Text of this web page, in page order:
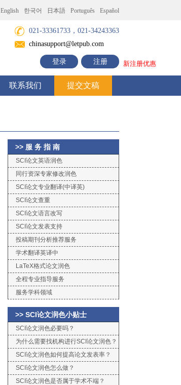
English 한국어 日本語 Português Español
021-33361733，021-34243363
chinasupport@letpub.com
登录 注册 新注册优惠
联系我们 提交文稿
>> 服 务 指 南
SCI论文英语润色
同行资深专家修改润色
SCI论文专业翻译(中译英)
SCI论文查重
SCI论文语言改写
SCI论文发表支持
投稿期刊分析推荐服务
学术翻译英译中
LaTeX格式论文润色
全程专业指导服务
服务学科领域
>> SCI论文润色小贴士
SCI论文润色必要吗？
为什么需要找机构进行SCI论文润色？
SCI论文润色如何提高论文发表率？
SCI论文润色怎么做？
SCI论文润色是否属于学术不端？